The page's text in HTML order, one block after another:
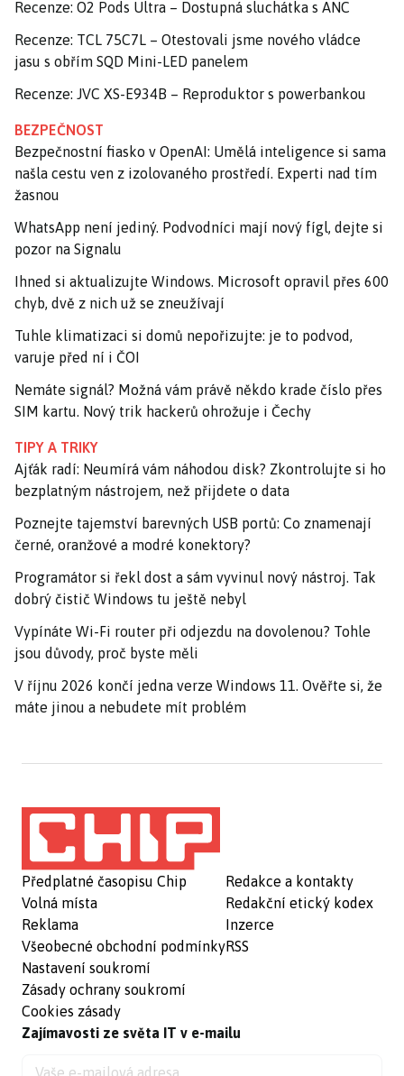
Recenze: O2 Pods Ultra – Dostupná sluchátka s ANC
Recenze: TCL 75C7L – Otestovali jsme nového vládce
jasu s obřím SQD Mini-LED panelem
Recenze: JVC XS-E934B – Reproduktor s powerbankou
BEZPEČNOST
Bezpečnostní fiasko v OpenAI: Umělá inteligence si sama
našla cestu ven z izolovaného prostředí. Experti nad tím
žasnou
WhatsApp není jediný. Podvodníci mají nový fígl, dejte si
pozor na Signalu
Ihned si aktualizujte Windows. Microsoft opravil přes 600
chyb, dvě z nich už se zneužívají
Tuhle klimatizaci si domů nepořizujte: je to podvod,
varuje před ní i ČOI
Nemáte signál? Možná vám právě někdo krade číslo přes
SIM kartu. Nový trik hackerů ohrožuje i Čechy
TIPY A TRIKY
Ajťák radí: Neumírá vám náhodou disk? Zkontrolujte si ho
bezplatným nástrojem, než přijdete o data
Poznejte tajemství barevných USB portů: Co znamenají
černé, oranžové a modré konektory?
Programátor si řekl dost a sám vyvinul nový nástroj. Tak
dobrý čistič Windows tu ještě nebyl
Vypínáte Wi-Fi router při odjezdu na dovolenou? Tohle
jsou důvody, proč byste měli
V říjnu 2026 končí jedna verze Windows 11. Ověřte si, že
máte jinou a nebudete mít problém
Předplatné časopisu Chip
Volná místa
Reklama
Všeobecné obchodní podmínky
Nastavení soukromí
Zásady ochrany soukromí
Cookies zásady
Redakce a kontakty
Redakční etický kodex
Inzerce
RSS
Zajímavosti ze světa IT v e-mailu